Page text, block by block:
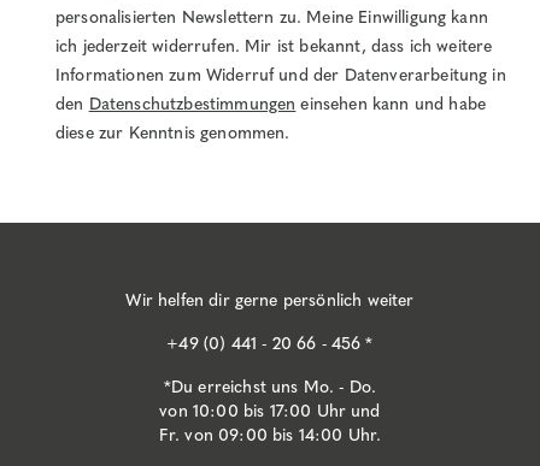
personalisierten Newslettern zu. Meine Einwilligung kann
ich jederzeit widerrufen. Mir ist bekannt, dass ich weitere
Informationen zum Widerruf und der Datenverarbeitung in
den Datenschutzbestimmungen einsehen kann und habe
diese zur Kenntnis genommen.
Wir helfen dir gerne persönlich weiter
+49 (0) 441 - 20 66 - 456 *
*Du erreichst uns Mo. - Do.
von 10:00 bis 17:00 Uhr und
Fr. von 09:00 bis 14:00 Uhr.